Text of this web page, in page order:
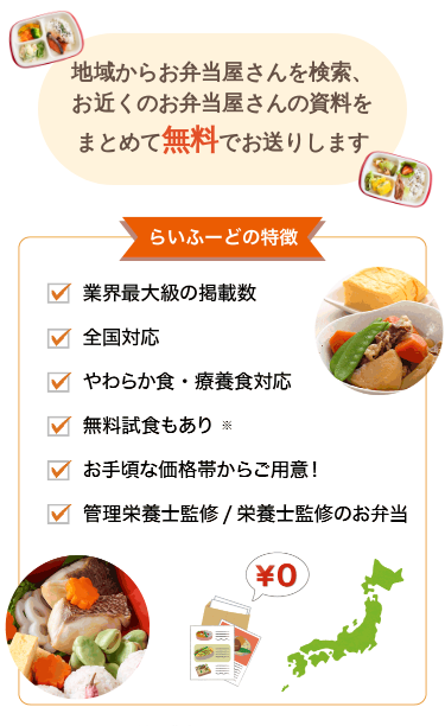
地域からお弁当屋さんを検索、
お近くのお弁当屋さんの資料を
まとめて無料でお送りします